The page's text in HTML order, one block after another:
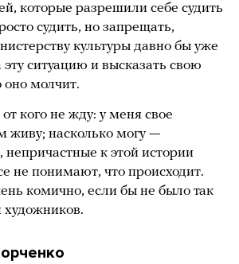
которые разрешили себе судить
судить, но запрещать,
культуры давно бы уже
эту ситуацию и высказать свою
оно молчит.
кого не жду: у меня свое
живу; насколько могу —
к этой истории
не понимают, что происходит.
комично, если бы не было так